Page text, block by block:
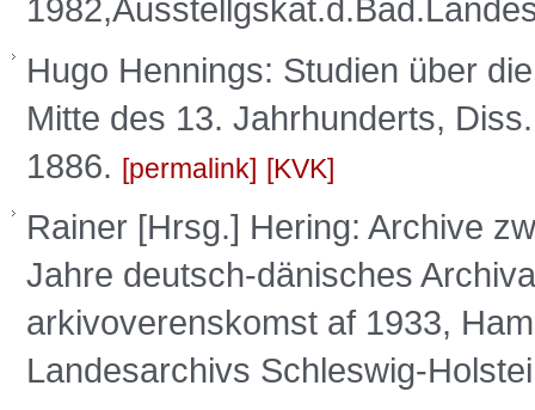
Hugo Hennings: Studien über
Mitte des 13. Jahrhunderts,
1886.
permalink KVK
Rainer [Hrsg.] Hering: Archive
Jahre deutsch-dänisches
arkivoverenskomst af 1933,
Landesarchivs Schleswig-